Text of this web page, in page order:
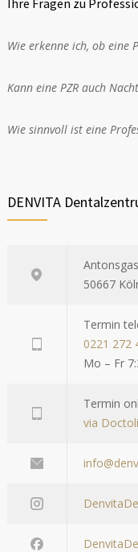
Ihre Fragen zu
Wie erkenne ich, ob eine
Kann eine PZR auch
Wie sinnvoll ist eine
DENVITA
50667
Termin
0221 272
Mo – Fr
Termin
via